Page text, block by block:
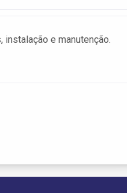
instalação e manutenção.